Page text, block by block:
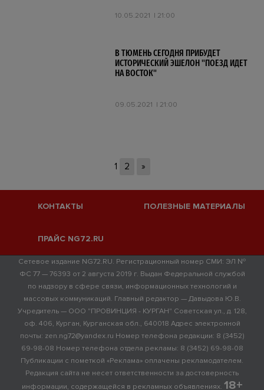
10.05.2021 21:00
В ТЮМЕНЬ СЕГОДНЯ ПРИБУДЕТ
ИСТОРИЧЕСКИЙ ЭШЕЛОН "ПОЕЗД ИДЕТ
НА ВОСТОК"
09.05.2021 21:00
1 2 »
КОНТАКТЫ ПОЛЕЗНЫЕ МАТЕРИАЛЫ
ПРАЙС NG72.RU
Сетевое издание NG72.RU. Регистрационный номер СМИ: ЭЛ №
ФС 77 — 76393 от 2 августа 2019 г. Выдан Федеральной службой
по надзору в сфере связи, информационных технологий и
массовых коммуникаций. Главный редактор — Давыдова Ю.В.
Учредитель — ООО "ПРОВИНЦИЯ - КУРГАН" Советская ул., д. 128,
оф. 406, Курган, Курганская обл., 640018 Адрес электронной
почты: zen.ng72@yandex.ru Номер телефона редакции: 8 (3452)
69-98-08 Номер телефона отдела рекламы: 8 (3452) 69-98-08
Публикации с пометкой «Реклама» оплачены рекламодателем.
Редакция сайта не несет ответственности за достоверность
информации, содержащейся в рекламных объявлениях. 18+